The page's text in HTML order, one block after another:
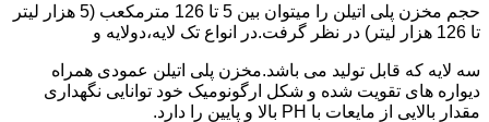
حجم مخزن پلی اتیلن را میتوان بین 5 تا 126 مترمکعب (5 هزار لیتر
تا 126 هزار لیتر) در نظر گرفت.در انواع تک لایه،دولایه و
سه لایه که قابل تولید می باشد.مخزن پلی اتیلن عمودی همراه
دیواره های تقویت شده و شکل ارگونومیک خود توانایی نگهداری
مقدار بالایی از مایعات با PH بالا و پایین را دارد.